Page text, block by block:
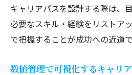
キャリアパスを設計する際は、
必要なスキル・経験をリストア
で把握することが成功への近道で
数値管理で可視化するキャリ